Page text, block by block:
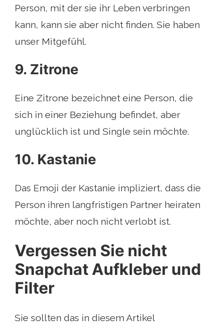
Person, mit der sie ihr Leben verbringen
kann, kann sie aber nicht finden. Sie haben
unser Mitgefühl.
9. Zitrone
Eine Zitrone bezeichnet eine Person, die
sich in einer Beziehung befindet, aber
unglücklich ist und Single sein möchte.
10. Kastanie
Das Emoji der Kastanie impliziert, dass die
Person ihren langfristigen Partner heiraten
möchte, aber noch nicht verlobt ist.
Vergessen Sie nicht
Snapchat Aufkleber und
Filter
Sie sollten das in diesem Artikel